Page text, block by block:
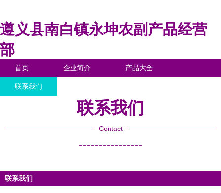
遵义县南白镇永坤农副产品经营
部
首页 企业简介 产品大全
联系我们
联系我们
Contact
----------------
联系我们